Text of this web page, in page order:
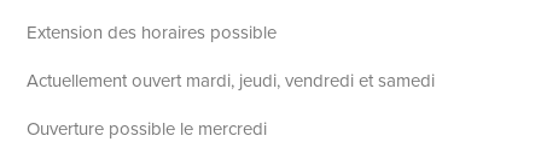
Extension des horaires possible
Actuellement ouvert mardi, jeudi, vendredi et samedi
Ouverture possible le mercredi